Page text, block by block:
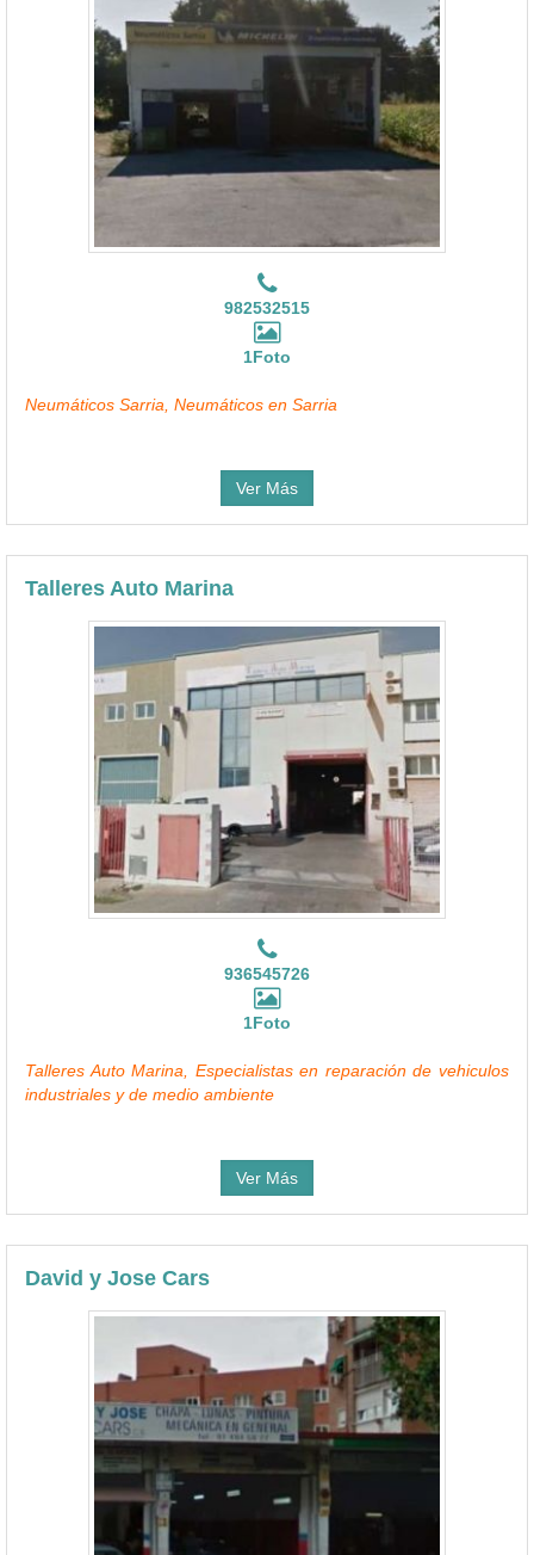
982532515
1Foto
Neumáticos Sarria, Neumáticos en Sarria
Ver Más
Talleres Auto Marina
936545726
1Foto
Talleres Auto Marina, Especialistas en reparación de vehiculos
industriales y de medio ambiente
Ver Más
David y Jose Cars